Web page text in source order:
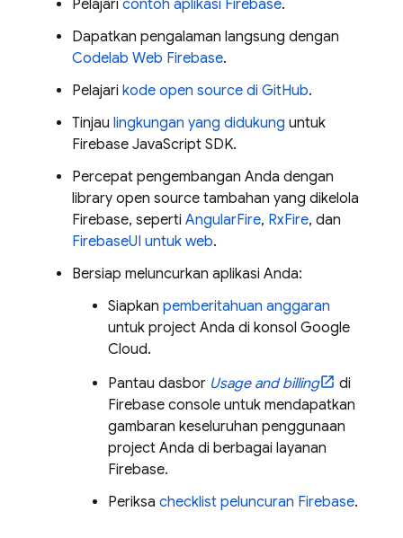
Pelajari contoh aplikasi Firebase.
Dapatkan pengalaman langsung dengan
Codelab Web Firebase.
Pelajari kode open source di GitHub.
Tinjau lingkungan yang didukung untuk
Firebase JavaScript SDK.
Percepat pengembangan Anda dengan
library open source tambahan yang dikelola
Firebase, seperti AngularFire, RxFire, dan
FirebaseUI untuk web.
Bersiap meluncurkan aplikasi Anda:
Siapkan pemberitahuan anggaran
untuk project Anda di konsol Google
Cloud.
Pantau dasbor Usage and billing
di
Firebase console untuk mendapatkan
gambaran keseluruhan penggunaan
project Anda di berbagai layanan
Firebase.
Periksa checklist peluncuran Firebase.